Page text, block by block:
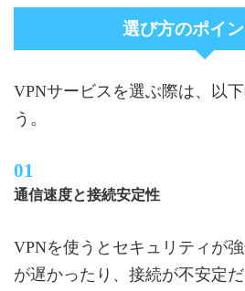
選び方のポイ
VPNサービスを選ぶ際は、以
う。
通信速度と接続安定性
VPNを使うとセキュリティが
が遅かったり、接続が不安定